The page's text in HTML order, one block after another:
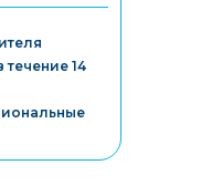
0.01%
0.01%
0.01%
0.01%
течение 14